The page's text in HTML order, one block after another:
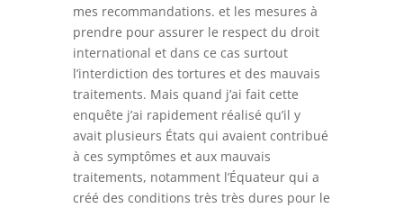
mes recommandations. et les mesures à
prendre pour assurer le respect du droit
international et dans ce cas surtout
l’interdiction des tortures et des mauvais
traitements. Mais quand j’ai fait cette
enquête j’ai rapidement réalisé qu’il y
avait plusieurs États qui avaient contribué
à ces symptômes et aux mauvais
traitements, notamment l’Équateur qui a
créé des conditions très très dures pour le